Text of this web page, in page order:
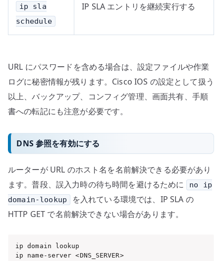
ip sla
schedule
IP SLA エントリを継続実行する
URL にパスワードを含める場合は、設定ファイルや作業
ログに秘密情報が残ります。Cisco IOS の設定として扱う
以上、バックアップ、コンフィグ管理、画面共有、手順
書への転記にも注意が必要です。
DNS 参照を有効にする
ルーターが URL のホスト名を名前解決できる必要があり
ます。普段、誤入力時の待ち時間を避けるために
no ip
domain-lookup
を入れている環境では、IP SLA の
HTTP GET で名前解決できない場合があります。
ip domain lookup
ip name-server <DNS_SERVER>